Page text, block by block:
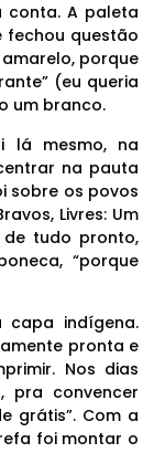
conta. A paleta
fechou questão
porque
(eu queria
um branco.
lá mesmo, na
na pauta
sobre os povos
Livres: Um
de tudo pronto,
“porque
capa indígena.
pronta e
Nos dias
pra convencer
grátis”. Com a
foi montar o